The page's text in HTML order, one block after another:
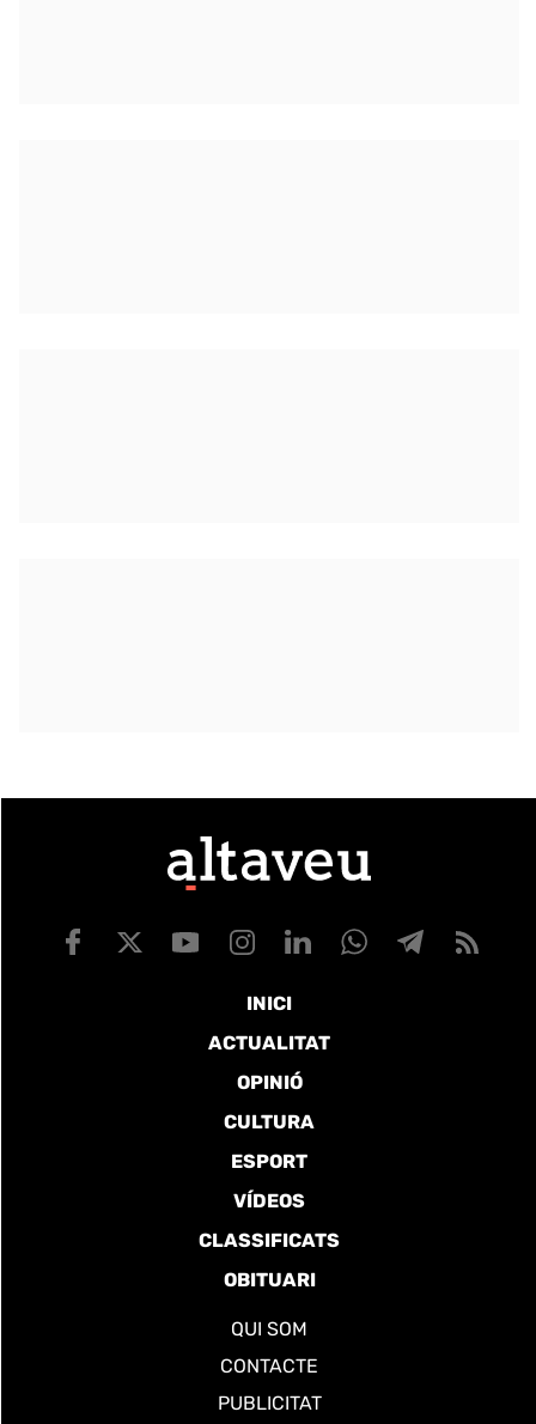
INICI
ACTUALITAT
OPINIÓ
CULTURA
ESPORT
VÍDEOS
CLASSIFICATS
OBITUARI
QUI SOM
CONTACTE
PUBLICITAT